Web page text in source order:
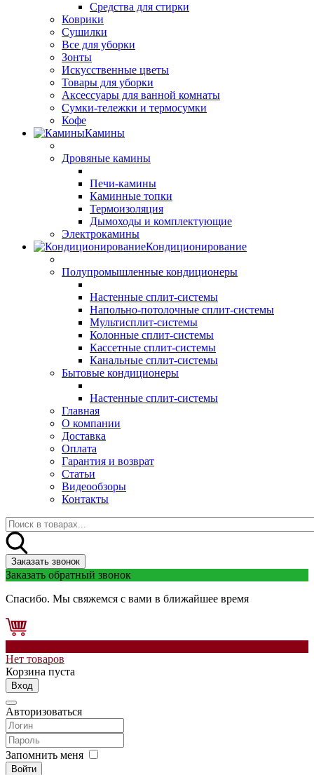
Средства для стирки
Коврики
Сушилки
Все для уборки
Зонты
Искусственные цветы
Товары для уборки
Аксессуары для ванной комнаты
Сумки-тележки и термосумки
Кофе
Камины
Дровяные камины
Печи-камины
Каминные топки
Термоизоляция
Дымоходы и комплектующие
Электрокамины
Кондиционирование
Полупромышленные кондиционеры
Настенные сплит-системы
Напольно-потолочные сплит-системы
Мультисплит-системы
Колонные сплит-системы
Кассетные сплит-системы
Канальные сплит-системы
Бытовые кондиционеры
Настенные сплит-системы
Главная
О компании
Доставка
Оплата
Гарантия и возврат
Статьи
Видеообзоры
Контакты
Заказать звонок
Заказать обратный звонок
Спасибо. Мы свяжемся с вами в ближайшее время
Нет товаров
Корзина пуста
Вход
Авторизоваться
Запомнить меня
Войти